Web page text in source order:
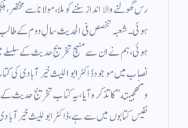
رس گھولنے والا انداز سننے کو ملا، مولانا سے
ہوئی۔ شعبہ تخصص فی الحدیث سالِ دوم کے طالب
ہوئی، ہم نے ان سے منہجِ تخریجِ حدیث کے سلسلے
نصاب میں موجود ڈاکٹر ابواللیث خیرآبادی کی
ومنھجیته‘‘ کا تذکرہ آیا، یہ کتاب تخریجِ حدیث
نفیس کتابوں میں سے ہے، ڈاکٹر ابوللیث